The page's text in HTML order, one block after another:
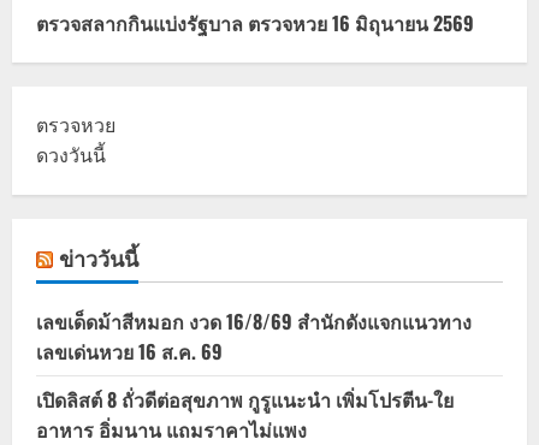
ตรวจสลากกินแบ่งรัฐบาล ตรวจหวย 16 มิถุนายน 2569
ตรวจหวย
ดวงวันนี้
ข่าววันนี้
เลขเด็ดม้าสีหมอก งวด 16/8/69 สำนักดังแจกแนวทาง
เลขเด่นหวย 16 ส.ค. 69
เปิดลิสต์ 8 ถั่วดีต่อสุขภาพ กูรูแนะนำ เพิ่มโปรตีน-ใย
อาหาร อิ่มนาน แถมราคาไม่แพง